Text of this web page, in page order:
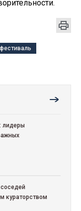
лидеры
кураторством